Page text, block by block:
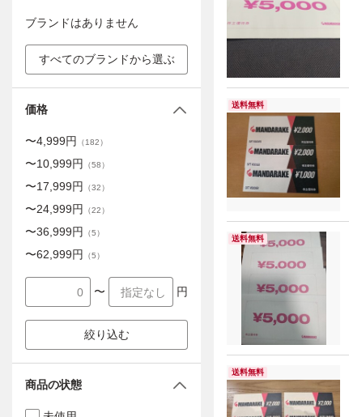
送料無料
送料無料
送料無料
ブランドはありません
すべてのブランドから選ぶ
価格
〜4,999円 （182）
〜10,999円 （58）
〜17,999円 （32）
〜24,999円 （22）
〜36,999円 （5）
〜62,999円 （5）
〜 円
絞り込む
商品の状態